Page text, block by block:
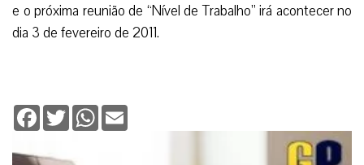
e o próxima reunião de “Nível de Trabalho” irá acontecer no
dia 3 de fevereiro de 2011.
Facebook
TwitterWhatsApp